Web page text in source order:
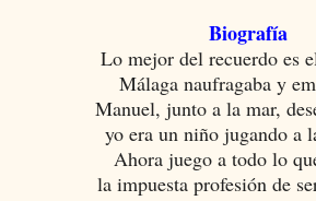
Biografía
Lo mejor del recuerdo es
Málaga naufragaba y
Manuel, junto a la mar,
yo era un niño jugando a
Ahora juego a todo lo
la impuesta profesión de